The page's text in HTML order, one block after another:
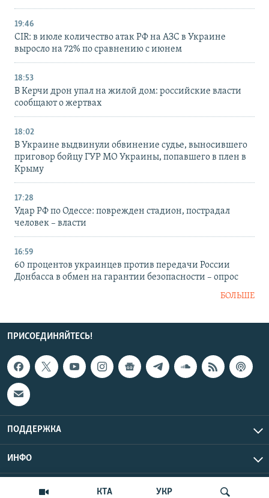
КТА УКР
19:46
CIR: в июле количество атак РФ на АЗС в Украине
выросло на 72% по сравнению с июнем
18:53
В Керчи дрон упал на жилой дом: российские власти
сообщают о жертвах
18:02
В Украине выдвинули обвинение судье, выносившего
приговор бойцу ГУР МО Украины, попавшего в плен в
Крыму
17:28
Удар РФ по Одессе: поврежден стадион, пострадал
человек – власти
16:59
60 процентов украинцев против передачи России
Донбасса в обмен на гарантии безопасности – опрос
БОЛЬШЕ
ПРИСОЕДИНЯЙТЕСЬ!
ПОДДЕРЖКА
ИНФО
Copyright Крым.Реалии, 2026 | Все права защищены.
UTC+3